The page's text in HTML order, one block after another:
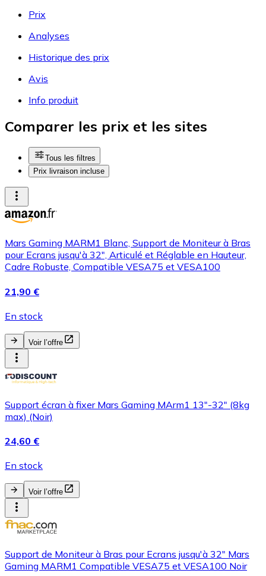
Prix
Analyses
Historique des prix
Avis
Info produit
Comparer les prix et les sites
Tous les filtres
Prix livraison incluse
Mars Gaming MARM1 Blanc, Support de Moniteur à Bras
pour Ecrans jusqu'à 32", Articulé et Réglable en Hauteur,
Cadre Robuste, Compatible VESA75 et VESA100
21,90 €
En stock
Voir l’offre
Support écran à fixer Mars Gaming MArm1 13"-32" (8kg
max) (Noir)
24,60 €
En stock
Voir l’offre
Support de Moniteur à Bras pour Ecrans jusqu'à 32" Mars
Gaming MARM1 Compatible VESA75 et VESA100 Noir